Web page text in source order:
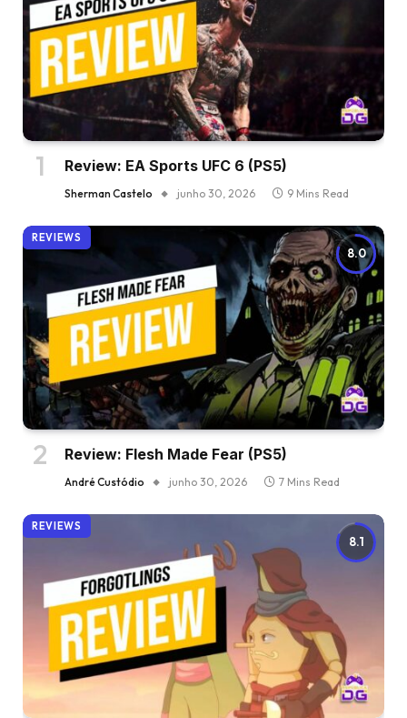
Review: EA Sports UFC 6 (PS5)
Sherman Castelo junho 30, 2026 9 Mins Read
8.0
REVIEWS
Review: Flesh Made Fear (PS5)
André Custódio junho 30, 2026 7 Mins Read
8.1
REVIEWS